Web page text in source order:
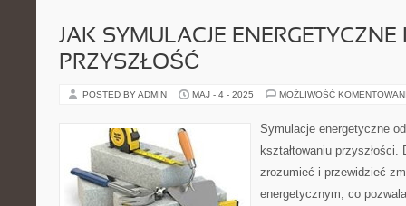
JAK SYMULACJE ENERGETYCZNE
PRZYSZŁOŚĆ
POSTED BY ADMIN MAJ - 4 - 2025 MOŻLIWOŚĆ
Symulacje energetyczne
kształtowaniu
zrozumieć i przewidzieć
energetycznym, co